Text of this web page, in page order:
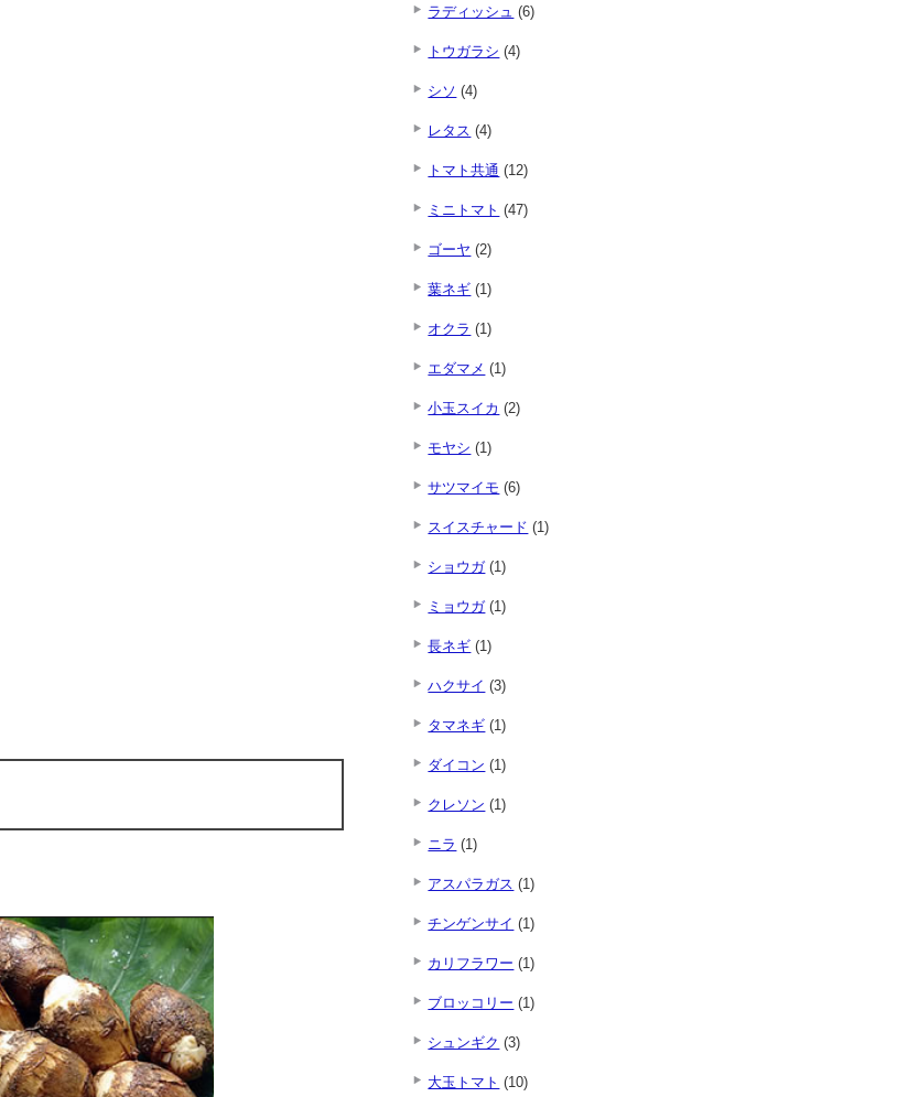
ラディッシュ (6)
トウガラシ (4)
シソ (4)
レタス (4)
トマト共通 (12)
ミニトマト (47)
ゴーヤ (2)
葉ネギ (1)
オクラ (1)
エダマメ (1)
小玉スイカ (2)
モヤシ (1)
サツマイモ (6)
スイスチャード (1)
ショウガ(1)
ミョウガ(1)
長ネギ (1)
ハクサイ (3)
タマネギ (1)
ダイコン (1)
クレソン (1)
ニラ (1)
アスパラガス (1)
チンゲンサイ (1)
カリフラワー (1)
ブロッコリー (1)
シュンギク (3)
大玉トマト (10)